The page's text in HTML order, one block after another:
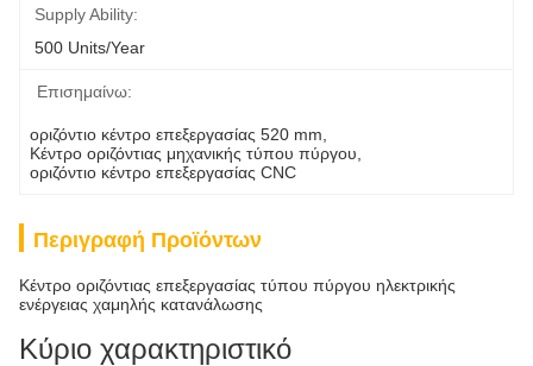
Supply Ability:
500 Units/year
Επισημαίνω:
οριζόντιο κέντρο επεξεργασίας 520 mm
Κέντρο οριζόντιας μηχανικής τύπου πύργου
οριζόντιο κέντρο επεξεργασίας CNC
Περιγραφή Προϊόντων
Κέντρο οριζόντιας επεξεργασίας τύπου πύργου ηλεκτρικής
ενέργειας χαμηλής κατανάλωσης
Κύριο χαρακτηριστικό